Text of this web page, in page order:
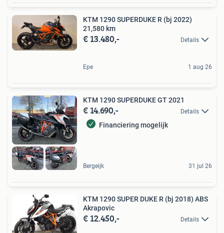
KTM 1290 SUPERDUKE R (bj 2022)
21,580 km
€ 13.480,- Details
Epe 1 aug 26
KTM 1290 SUPERDUKE GT 2021
€ 14.690,- Details
Financiering mogelijk
Bergeijk 31 jul 26
KTM 1290 SUPER DUKE R (bj 2018) ABS
Akrapovic
€ 12.450,- Details